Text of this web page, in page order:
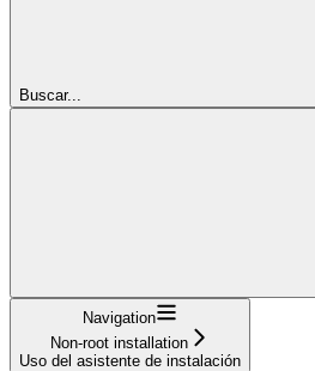
Buscar...
Navigation
Non-root installation
Uso del asistente de instalación